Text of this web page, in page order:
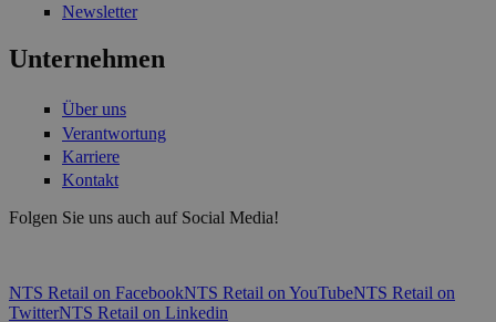
Newsletter
Unternehmen
Über uns
Verantwortung
Karriere
Kontakt
Folgen Sie uns auch auf Social Media!
NTS Retail on FacebookNTS Retail on YouTubeNTS Retail on
TwitterNTS Retail on Linkedin